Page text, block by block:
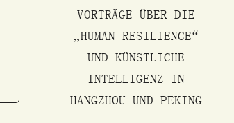
VORTRÄGE ÜBER DIE
„HUMAN RESILIENCE“
UND KÜNSTLICHE
INTELLIGENZ IN
HANGZHOU UND PEKING